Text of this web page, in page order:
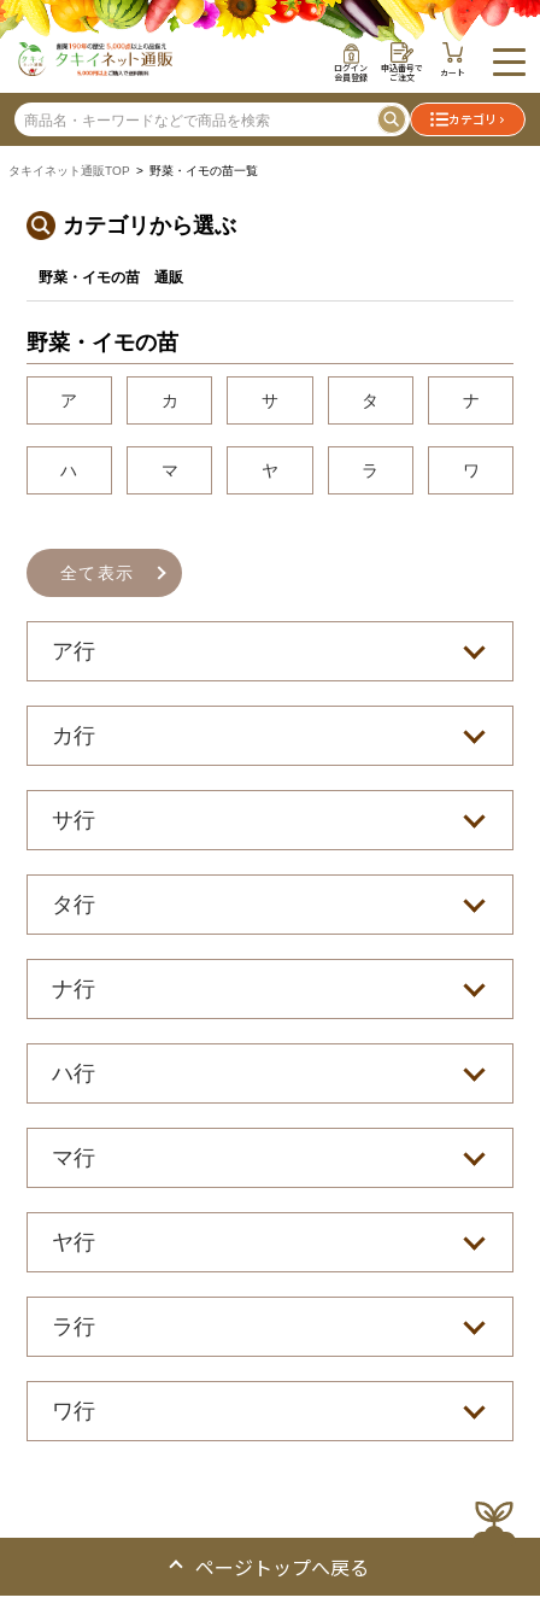
ログイン
会員登録
申込番号で
ご注文 カート
カテゴリ
タキイネット通販TOP > 野菜・イモの苗一覧
カテゴリから選ぶ
野菜・イモの苗 通販
野菜・イモの苗
ア カ サ タ ナ
ハ マ ヤ ラ ワ
全て表示
ア行
カ行
サ行
タ行
ナ行
ハ行
マ行
ヤ行
ラ行
ワ行
ページトップへ戻る